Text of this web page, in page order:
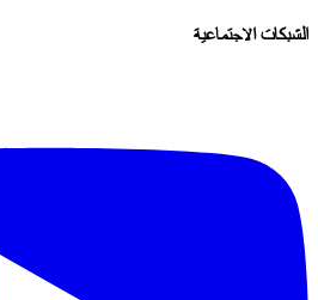
الشبكات الاجتماعية